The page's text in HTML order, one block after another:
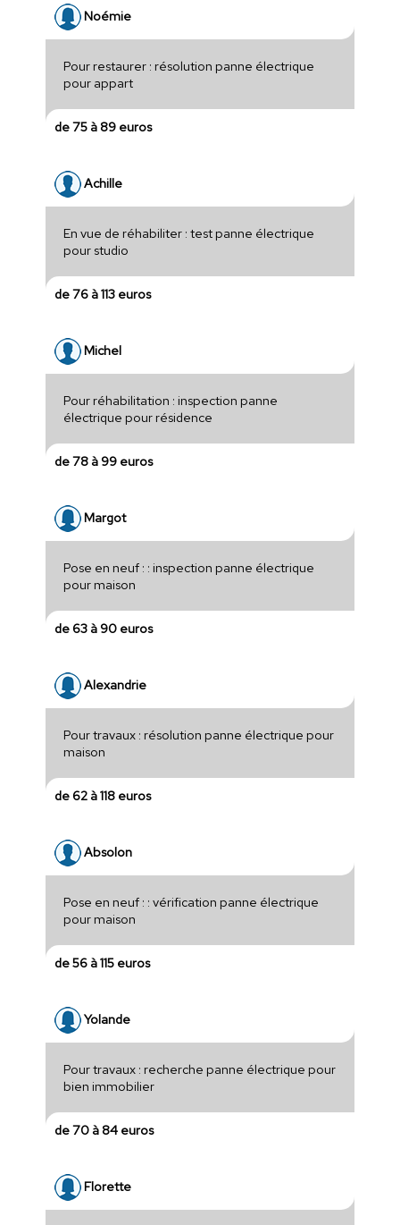
Noémie
Pour restaurer : résolution panne électrique
pour appart
de 75 à 89 euros
Achille
En vue de réhabiliter : test panne électrique
pour studio
de 76 à 113 euros
Michel
Pour réhabilitation : inspection panne
électrique pour résidence
de 78 à 99 euros
Margot
Pose en neuf : : inspection panne électrique
pour maison
de 63 à 90 euros
Alexandrie
Pour travaux : résolution panne électrique pour
maison
de 62 à 118 euros
Absolon
Pose en neuf : : vérification panne électrique
pour maison
de 56 à 115 euros
Yolande
Pour travaux : recherche panne électrique pour
bien immobilier
de 70 à 84 euros
Florette